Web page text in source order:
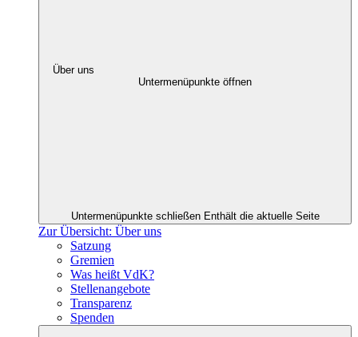
Über uns
Untermenüpunkte öffnen
Untermenüpunkte schließen Enthält die aktuelle Seite
Zur Übersicht: Über uns
Satzung
Gremien
Was heißt VdK?
Stellenangebote
Transparenz
Spenden